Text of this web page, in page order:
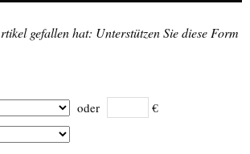
gefallen hat: Unterstützen Sie diese Form
oder €